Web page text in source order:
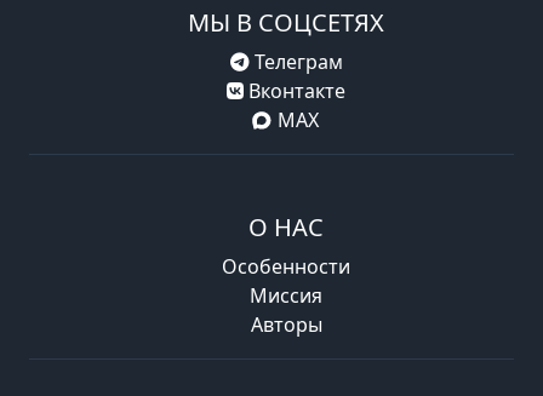
МЫ В СОЦСЕТЯХ
Телеграм
Вконтакте
MAX
О НАС
Особенности
Миссия
Авторы